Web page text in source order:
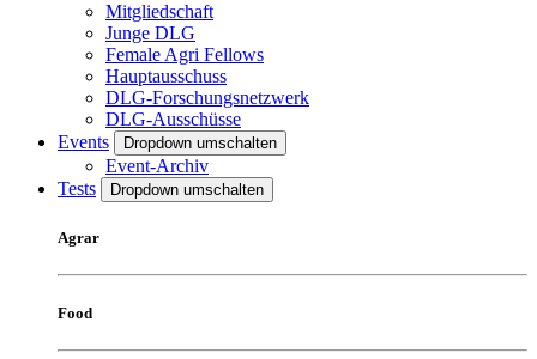
Mitgliedschaft
Junge DLG
Female Agri Fellows
Hauptausschuss
DLG-Forschungsnetzwerk
DLG-Ausschüsse
Events
Dropdown umschalten
Event-Archiv
Tests
Dropdown umschalten
Agrar
Food